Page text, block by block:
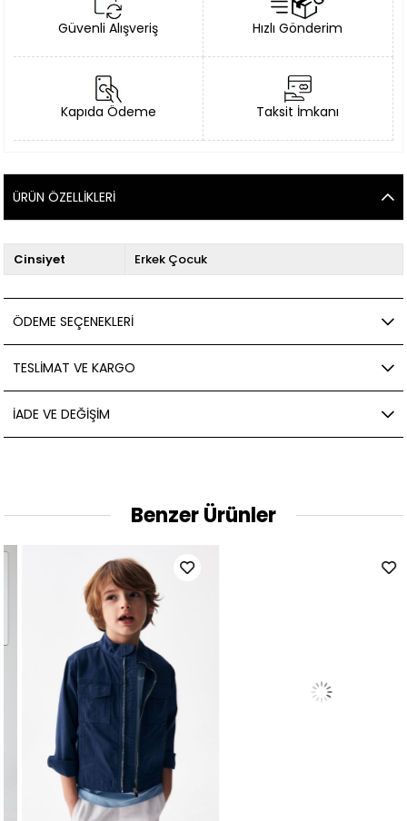
Güvenli Alışveriş Hızlı Gönderim
Kapıda Ödeme Taksit İmkanı
ÜRÜN ÖZELLIKLERI
Cinsiyet Erkek Çocuk
ÖDEME SEÇENEKLERI
TESLIMAT VE KARGO
İADE VE DEĞIŞIM
Benzer Ürünler